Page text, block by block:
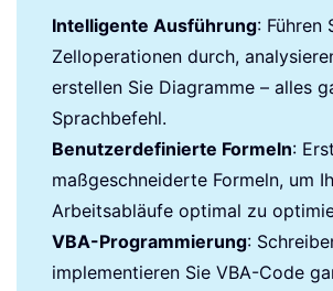
Intelligente Ausführung: Führen
Zelloperationen durch,
erstellen Sie Diagramme – alles
Sprachbefehl.
Benutzerdefinierte Formeln:
maßgeschneiderte Formeln, um
Arbeitsabläufe optimal zu
VBA-Programmierung:
implementieren Sie VBA-Code